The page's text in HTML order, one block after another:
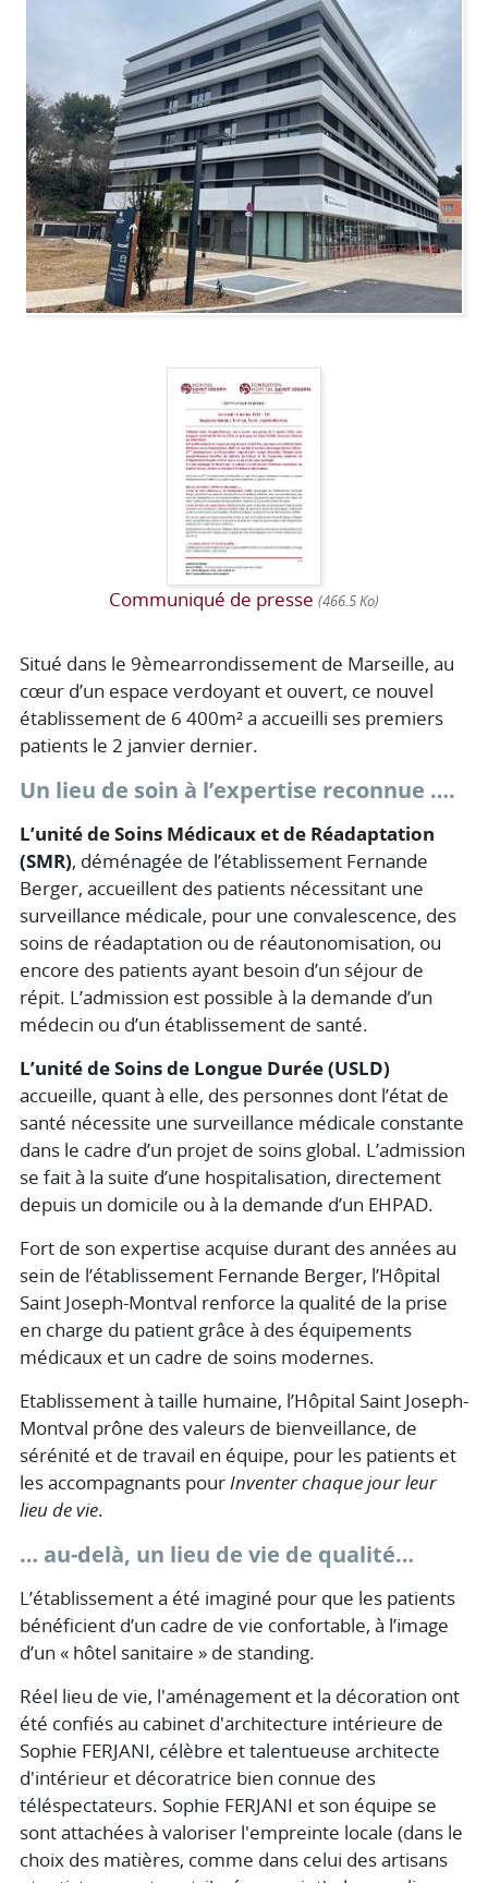
Communiqué de presse (466.5 Ko)
Situé dans le 9èmearrondissement de Marseille, au
cœur d’un espace verdoyant et ouvert, ce nouvel
établissement de 6 400m² a accueilli ses premiers
patients le 2 janvier dernier.
Un lieu de soin à l’expertise reconnue ….
L’unité de Soins Médicaux et de Réadaptation
(SMR), déménagée de l’établissement Fernande
Berger, accueillent des patients nécessitant une
surveillance médicale, pour une convalescence, des
soins de réadaptation ou de réautonomisation, ou
encore des patients ayant besoin d’un séjour de
répit. L’admission est possible à la demande d’un
médecin ou d’un établissement de santé.
L’unité de Soins de Longue Durée (USLD)
accueille, quant à elle, des personnes dont l’état de
santé nécessite une surveillance médicale constante
dans le cadre d’un projet de soins global. L’admission
se fait à la suite d’une hospitalisation, directement
depuis un domicile ou à la demande d’un EHPAD.
Fort de son expertise acquise durant des années au
sein de l’établissement Fernande Berger, l’Hôpital
Saint Joseph-Montval renforce la qualité de la prise
en charge du patient grâce à des équipements
médicaux et un cadre de soins modernes.
Etablissement à taille humaine, l’Hôpital Saint Joseph-
Montval prône des valeurs de bienveillance, de
sérénité et de travail en équipe, pour les patients et
les accompagnants pourInventer chaque jour leur
lieu de vie.
… au-delà, un lieu de vie de qualité…
L’établissement a été imaginé pour que les patients
bénéficient d’un cadre de vie confortable, à l’image
d’un « hôtel sanitaire » de standing.
Réel lieu de vie, l'aménagement et la décoration ont
été confiés au cabinet d'architecture intérieure de
Sophie FERJANI, célèbre et talentueuse architecte
d'intérieur et décoratrice bien connue des
téléspectateurs. Sophie FERJANI et son équipe se
sont attachées à valoriser l'empreinte locale (dans le
choix des matières, comme dans celui des artisans